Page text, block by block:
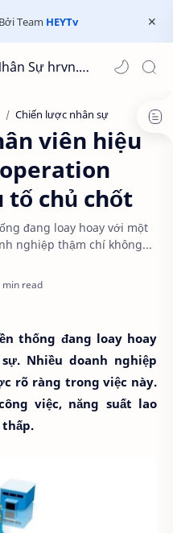
Team HEYTv
HRVN - Diễn đàn Nghề Nhân Sự hrvn.com.vn
Chiến lược nhân sự
viên hiệu
tố chủ chốt
đang loay hoay với một
nghiệp thậm chí không...
min read
thống đang loay hoay
Nhiều doanh nghiệp
rõ ràng trong việc này.
việc, năng suất lao